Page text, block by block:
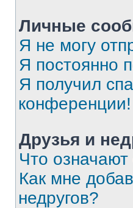
Личные
Я не могу
Я постоянно
Я получил
конференции!
Друзья и
Что означают
Как мне
недругов?